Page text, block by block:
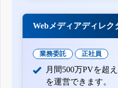
Webメディアディレク
業務委託 正社員
月間500万PVを超
を運営できます。